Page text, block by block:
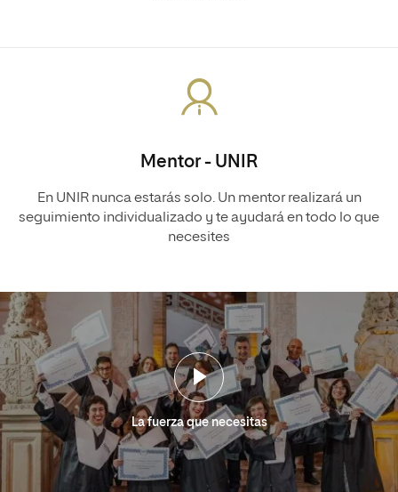
Mentor - UNIR
En UNIR nunca estarás solo. Un mentor realizará un
seguimiento individualizado y te ayudará en todo lo que
necesites
La fuerza que necesitas